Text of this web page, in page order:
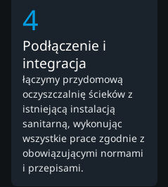
4
Podłączenie i
integracja
łączymy przydomową
oczyszczalnię ścieków z
istniejącą instalacją
sanitarną, wykonując
wszystkie prace zgodnie z
obowiązującymi normami
i przepisami.